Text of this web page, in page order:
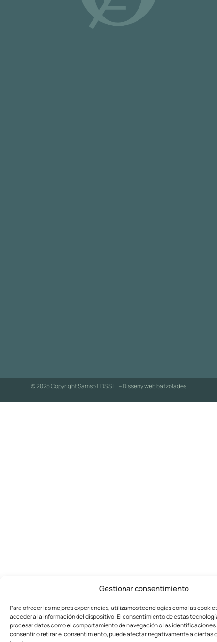
Gestionar consentimiento
Para ofrecer las mejores experiencias, utilizamos tecnologías como las
acceder a la información del dispositivo. El consentimiento de estas
procesar datos como el comportamiento de navegación o las identificaciones
consentir o retirar el consentimiento, puede afectar negativamente a ciertas
© 2025 Copyright Samso EDS S.L. – Disseny webbatzolades